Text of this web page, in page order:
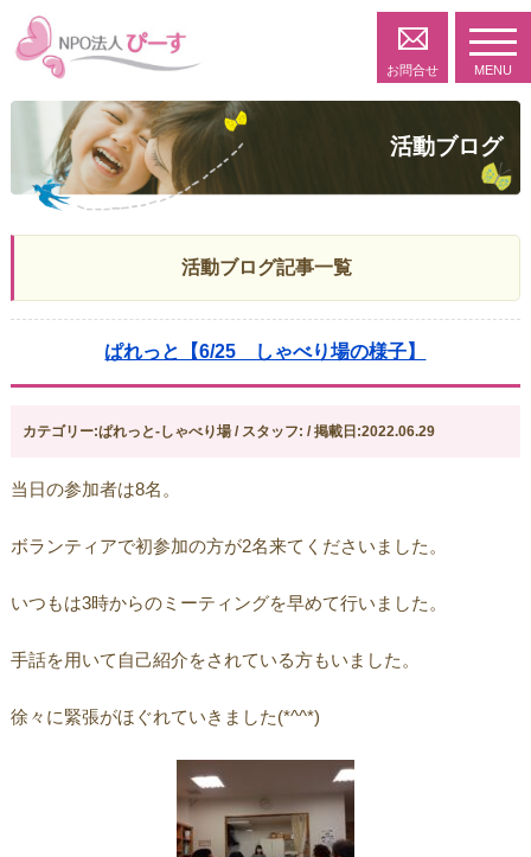
お問合せ MENU
活動ブログ
活動ブログ記事一覧
ぱれっと【6/25 しゃべり場の様子】
カテゴリー:ぱれっと-しゃべり場 / スタッフ: / 掲載日:2022.06.29
当日の参加者は8名。
ボランティアで初参加の方が2名来てくださいました。
いつもは3時からのミーティングを早めて行いました。
手話を用いて自己紹介をされている方もいました。
徐々に緊張がほぐれていきました(*^^*)